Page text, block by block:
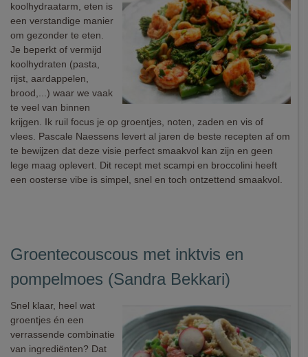
koolhydraatarm, eten is
een verstandige manier
om gezonder te eten.
Je beperkt of vermijd
koolhydraten (pasta,
rijst, aardappelen,
brood,...) waar we vaak
te veel van binnen
krijgen. Ik ruil focus je op groentjes, noten, zaden en vis of
vlees. Pascale Naessens levert al jaren de beste recepten af om
te bewijzen dat deze visie perfect smaakvol kan zijn en geen
lege maag oplevert. Dit recept met scampi en broccolini heeft
een oosterse vibe is simpel, snel en toch ontzettend smaakvol.
Groentecouscous met inktvis en
pompelmoes (Sandra Bekkari)
Snel klaar, heel wat
groentjes én een
verrassende combinatie
van ingrediënten? Dat